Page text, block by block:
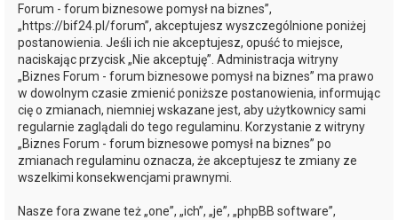
Forum - forum biznesowe pomysł na biznes”,
„https://bif24.pl/forum”, akceptujesz wyszczególnione poniżej
postanowienia. Jeśli ich nie akceptujesz, opuść to miejsce,
naciskając przycisk „Nie akceptuję”. Administracja witryny
„Biznes Forum - forum biznesowe pomysł na biznes” ma prawo
w dowolnym czasie zmienić poniższe postanowienia, informując
cię o zmianach, niemniej wskazane jest, aby użytkownicy sami
regularnie zaglądali do tego regulaminu. Korzystanie z witryny
„Biznes Forum - forum biznesowe pomysł na biznes” po
zmianach regulaminu oznacza, że akceptujesz te zmiany ze
wszelkimi konsekwencjami prawnymi.
Nasze fora zwane też „one”, „ich”, „je”, „phpBB software”,